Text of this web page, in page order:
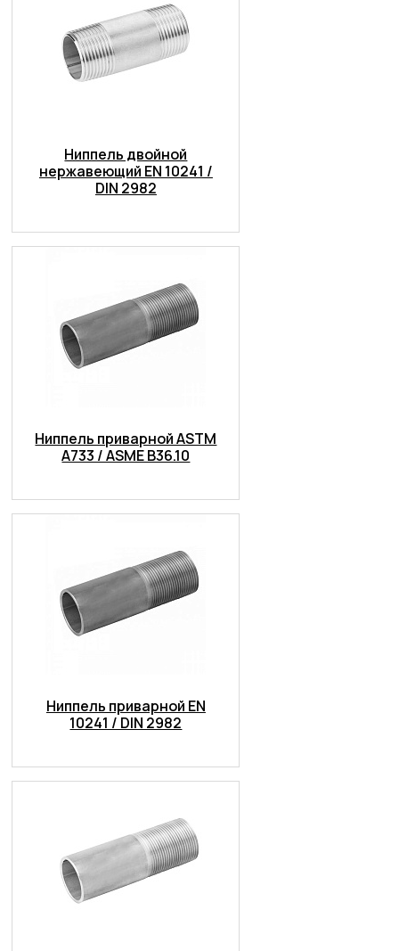
Ниппель двойной
нержавеющий EN 10241 /
DIN 2982
Ниппель приварной ASTM
A733 / ASME B36.10
Ниппель приварной EN
10241 / DIN 2982